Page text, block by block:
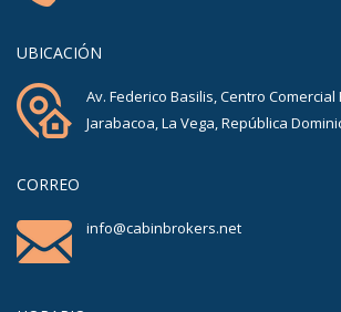
UBICACIÓN
Av. Federico Basilis, Centro
Jarabacoa, La Vega, República
CORREO
info@cabinbrokers.net